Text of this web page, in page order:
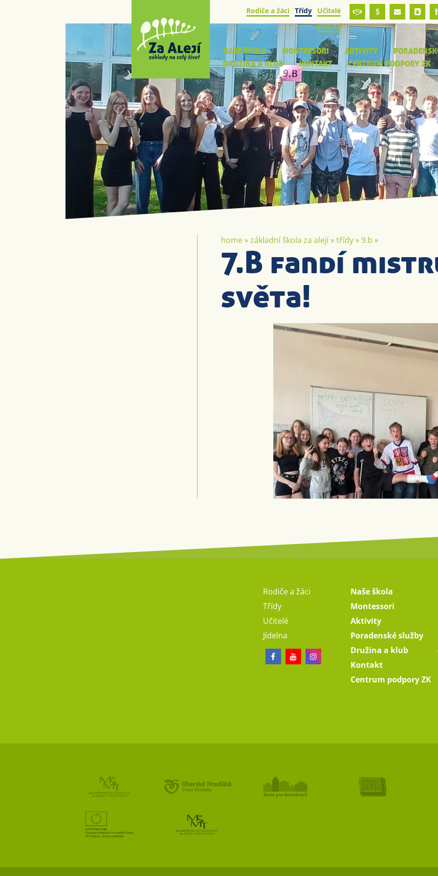
Rodiče a žáci Třídy
Učitelé
Jídelna
NAŠE ŠKOLA MONTESSORI AKTIVITY
DRUŽINA A KLUB
KONTAKT CENTRUM PODPORY ZK
home»základní škola za alejí»třídy»9.b »
7.B fandí
světa!
Rodiče a žáci
Třídy
Učitelé
Jídelna
Naše škola
Montessori
Aktivity
Poradenské služby
Družina a klub
Kontakt
Centrum podpory ZK